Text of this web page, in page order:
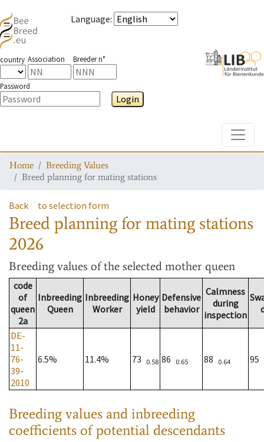
Language:
country Association Breeder n°
Password
Login
Home
Breeding Values
Breed planning for mating stations
Back to selection form
Breed planning for mating stations
2026
Breeding values of the selected mother queen
code
of
queen
2a
Inbreeding
Queen
Inbreeding
Worker
Honey
yield
Defensive
behavior
Calmness
during
inspection
DE-
11-
76-
39-
2010
6.5% 11.4% 73 0.58 86 0.65 88 0.64 95
Breeding values and inbreeding
coefficients of potential descendants